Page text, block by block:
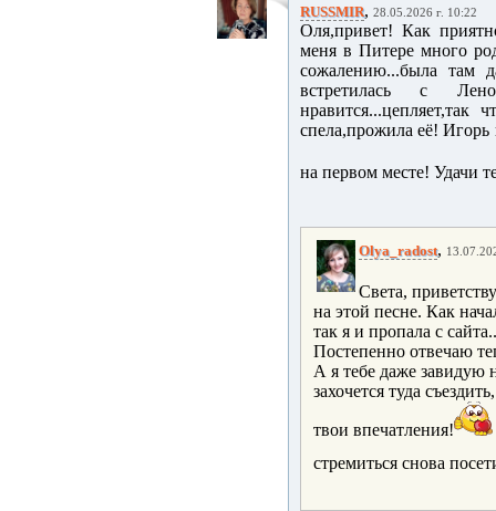
RUSSMIR, 28.05.2026 г. 10:22
Оля,привет! Как
меня в Питере много
сожалению...была там
встретилась с
спела,прожила её!
на первом месте! Удачи
Olya_radost,
Света,
на этой песне. Как
так я и пропала с
Постепенно отвечаю
А я тебе даже завидую
захочется туда
твои впечатления!
стремиться снова